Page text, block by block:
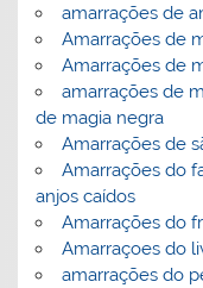
amarrações de
Amarrações de
Amarrações de
amarrações de
de magia negra
Amarrações de
Amarrações do
anjos caídos
Amarrações do
Amarraçoes do
amarrações do